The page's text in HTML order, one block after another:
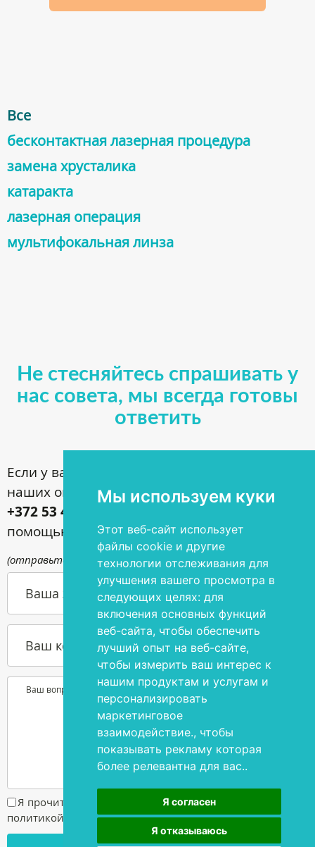
Мы используем куки
Этот веб-сайт использует
файлы cookie и другие
технологии отслеживания для
улучшения вашего просмотра в
следующих целях: для
включения основных функций
веб-сайта, чтобы обеспечить
лучший опыт на веб-сайте,
чтобы измерить ваш интерес к
нашим продуктам и услугам и
персонализировать
маркетинговое
взаимодействие., чтобы
показывать рекламу которая
более релевантна для вас..
Я согласен
Я отказываюсь
Все
бесконтактная лазерная процедура
заменa хрусталика
катарактa
лазерная операция
мультифокальная линза
Не стесняйтесь спрашивать у
нас совета, мы всегда готовы
ответить
Если у вас имеются вопросы по поводу
наших операций, звоните по номеру
+372 53 44 35 33
или задавайте их с
помощью контактной формы
(отправьте письмо по адресуinfo@silmakirurgia.ee)
Ваша э-почта
Ваш контактный номер телефона
Ваш вопрос или желание
Я прочитал и согласен с
условиями пользования и
политикой конфиденциальности